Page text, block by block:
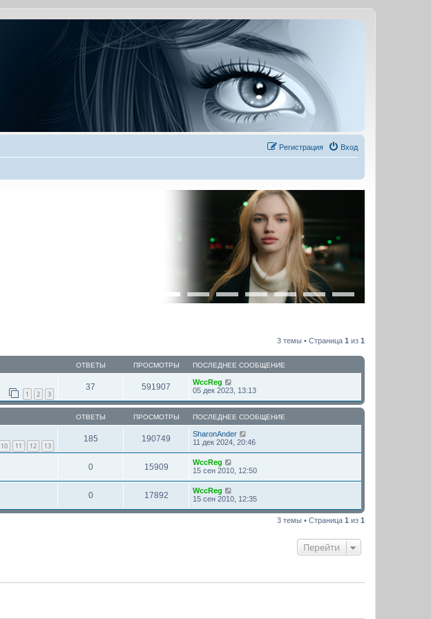
Вход
Регистрация
3 темы • Страница 1 из 1
ОТВЕТЫ ПРОСМОТРЫ ПОСЛЕДНЕЕ СООБЩЕНИЕ
1 2 3
37 591907
WccReg
05 дек 2023, 13:13
ОТВЕТЫ ПРОСМОТРЫ ПОСЛЕДНЕЕ СООБЩЕНИЕ
10 11 12 13
185 190749
SharonAnder
11 дек 2024, 20:46
0 15909
WccReg
15 сен 2010, 12:50
0 17892
WccReg
15 сен 2010, 12:35
3 темы • Страница 1 из 1
Перейти